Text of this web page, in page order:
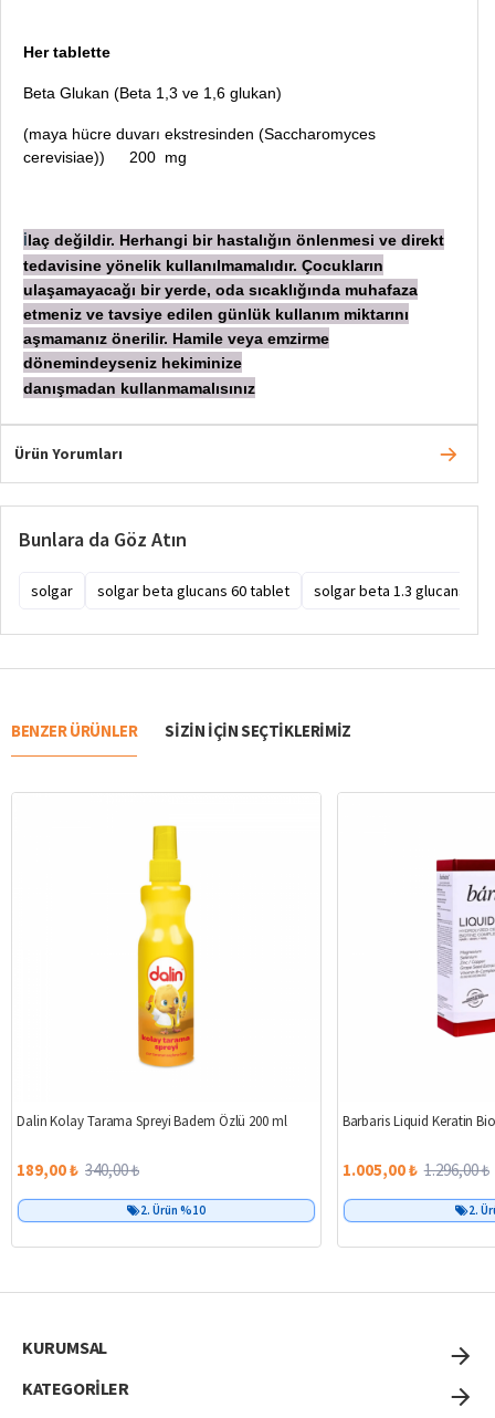
Her tablette
Beta Glukan (Beta 1,3 ve 1,6 glukan)
(maya hücre duvarı ekstresinden (Saccharomyces
cerevisiae))
200 mg
laç değildir. Herhangi bir hastalığın önlenmesi ve direkt
tedavisine yönelik kullanılmamalıdır. Çocukların
ulaşamayacağı bir yerde, oda sıcaklığında muhafaza
etmeniz ve tavsiye edilen günlük kullanım miktarını
aşmamanız önerilir. Hamile veya emzirme
dönemindeyseniz hekiminize
danışmadan kullanmamalısınız
Ürün Yorumları
Bunlara da Göz Atın
solgar solgar beta glucans 60 tablet solgar beta 1.3 glucans 60
BENZER ÜRÜNLER SIZIN IÇIN SEÇTIKLERIMIZ
Dalin Kolay Tarama Spreyi Badem Özlü 200 ml
189,00 ₺ 340,00 ₺
2. Ürün %10
Barbaris Liquid Keratin
1.005,00 ₺ 1.296,00 ₺
2.
KURUMSAL
KATEGORİLER